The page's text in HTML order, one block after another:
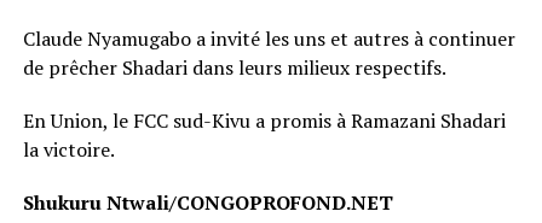
Claude Nyamugabo a invité les uns et autres à continuer
de prêcher Shadari dans leurs milieux respectifs.
En Union, le FCC sud-Kivu a promis à Ramazani Shadari
la victoire.
Shukuru Ntwali/CONGOPROFOND.NET